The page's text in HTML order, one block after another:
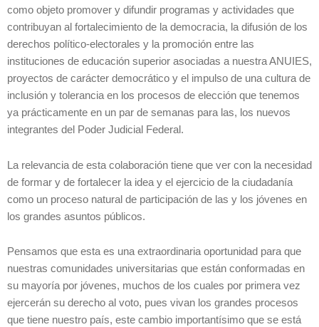
como objeto promover y difundir programas y actividades que
contribuyan al fortalecimiento de la democracia, la difusión de los
derechos político-electorales y la promoción entre las
instituciones de educación superior asociadas a nuestra ANUIES,
proyectos de carácter democrático y el impulso de una cultura de
inclusión y tolerancia en los procesos de elección que tenemos
ya prácticamente en un par de semanas para las, los nuevos
integrantes del Poder Judicial Federal.
La relevancia de esta colaboración tiene que ver con la necesidad
de formar y de fortalecer la idea y el ejercicio de la ciudadanía
como un proceso natural de participación de las y los jóvenes en
los grandes asuntos públicos.
Pensamos que esta es una extraordinaria oportunidad para que
nuestras comunidades universitarias que están conformadas en
su mayoría por jóvenes, muchos de los cuales por primera vez
ejercerán su derecho al voto, pues vivan los grandes procesos
que tiene nuestro país, este cambio importantísimo que se está